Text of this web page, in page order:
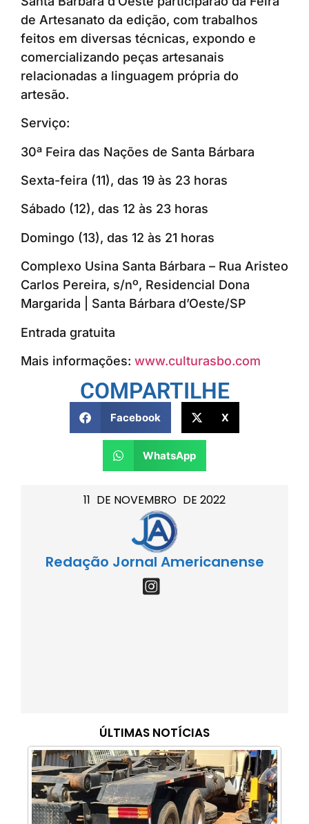
11 DE NOVEMBRO DE 2022
Redação Jornal Americanense
ÚLTIMAS NOTÍCIAS
de Artesanato da edição, com trabalhos
feitos em diversas técnicas, expondo e
comercializando peças artesanais
relacionadas a linguagem própria do
artesão.
Serviço:
30ª Feira das Nações de Santa Bárbara
Sexta-feira (11), das 19 às 23 horas
Sábado (12), das 12 às 23 horas
Domingo (13), das 12 às 21 horas
Complexo Usina Santa Bárbara – Rua Aristeo
Carlos Pereira, s/nº, Residencial Dona
Margarida | Santa Bárbara d’Oeste/SP
Entrada gratuita
Mais informações: www.culturasbo.com
COMPARTILHE
Facebook X
WhatsApp